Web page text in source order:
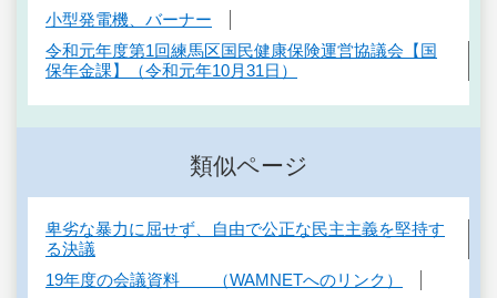
小型発電機、バーナー
令和元年度第1回練馬区国民健康保険運営協議会【国
保年金課】（令和元年10月31日）
類似ページ
卑劣な暴力に屈せず、自由で公正な民主主義を堅持す
る決議
19年度の会議資料 （WAMNETへのリンク）